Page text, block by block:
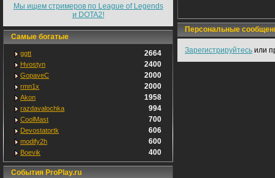
Мы ищем стримеров по League of Legends
и DOTA2!
Самые богатые
ggtt 2664
Hvostyn 2400
GopaveC 2000
rmn1x 2000
Akon 1958
razdavalochka 994
CoolMast 700
Devostatortk 606
modify2h 600
Boevik 400
События ProPlay.ru
Персональные
Зарегистрируйтесь или